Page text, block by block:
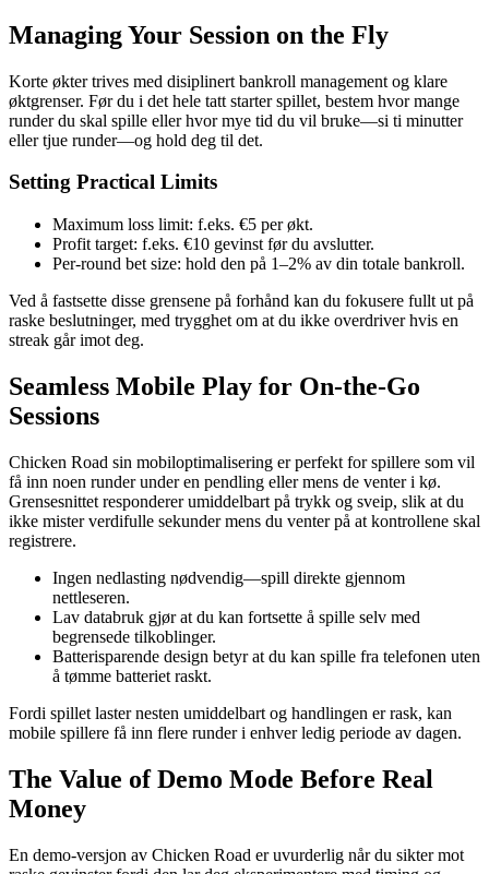
Managing Your Session on the Fly
Korte økter trives med disiplinert bankroll management og klare
øktgrenser. Før du i det hele tatt starter spillet, bestem hvor mange
runder du skal spille eller hvor mye tid du vil bruke—si ti minutter
eller tjue runder—og hold deg til det.
Setting Practical Limits
Maximum loss limit: f.eks. €5 per økt.
Profit target: f.eks. €10 gevinst før du avslutter.
Per‑round bet size: hold den på 1–2% av din totale bankroll.
Ved å fastsette disse grensene på forhånd kan du fokusere fullt ut på
raske beslutninger, med trygghet om at du ikke overdriver hvis en
streak går imot deg.
Seamless Mobile Play for On‑the‑Go
Sessions
Chicken Road sin mobiloptimalisering er perfekt for spillere som vil
få inn noen runder under en pendling eller mens de venter i kø.
Grensesnittet responderer umiddelbart på trykk og sveip, slik at du
ikke mister verdifulle sekunder mens du venter på at kontrollene skal
registrere.
Ingen nedlasting nødvendig—spill direkte gjennom
nettleseren.
Lav databruk gjør at du kan fortsette å spille selv med
begrensede tilkoblinger.
Batterisparende design betyr at du kan spille fra telefonen uten
å tømme batteriet raskt.
Fordi spillet laster nesten umiddelbart og handlingen er rask, kan
mobile spillere få inn flere runder i enhver ledig periode av dagen.
The Value of Demo Mode Before Real
Money
En demo-versjon av Chicken Road er uvurderlig når du sikter mot